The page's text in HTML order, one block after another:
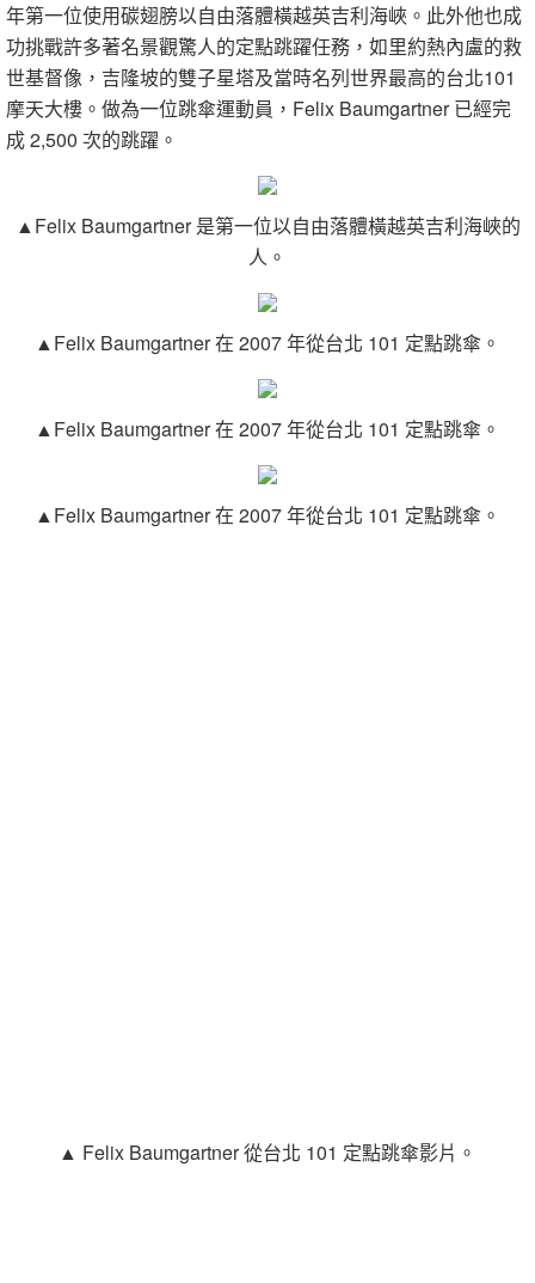
年第一位使用碳翅膀以自由落體橫越英吉利海峽。此外他也成
功挑戰許多著名景觀驚人的定點跳躍任務，如里約熱內盧的救
世基督像，吉隆坡的雙子星塔及當時名列世界最高的台北101
摩天大樓。做為一位跳傘運動員，Felix Baumgartner 已經完
成 2,500 次的跳躍。
▲Felix Baumgartner 是第一位以自由落體橫越英吉利海峽的
人。
▲Felix Baumgartner 在 2007 年從台北 101 定點跳傘。
▲Felix Baumgartner 在 2007 年從台北 101 定點跳傘。
▲Felix Baumgartner 在 2007 年從台北 101 定點跳傘。
▲ Felix Baumgartner 從台北 101 定點跳傘影片。